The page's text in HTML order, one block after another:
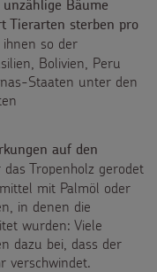
Bäume
Tierarten sterben pro
ihnen so der
Bolivien, Peru
Staaten unter den
auf den
Tropenholz gerodet
mit Palmöl oder
in denen die
wurden: Viele
dazu bei, dass der
verschwindet.